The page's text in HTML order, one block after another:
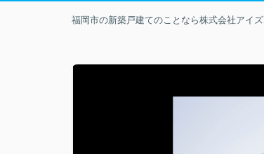
福岡市の新築戸建てのことなら株式会社アイ